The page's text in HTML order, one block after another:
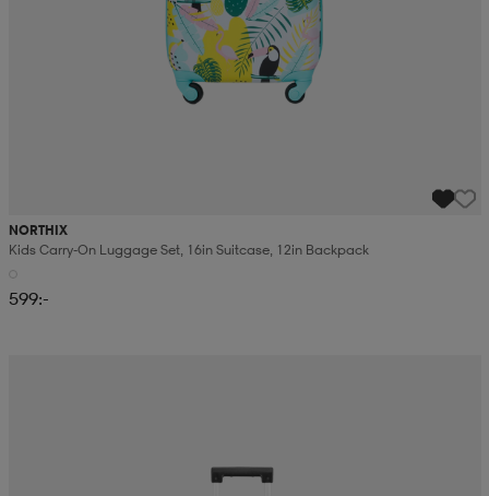
NORTHIX
Kids Carry-On Luggage Set, 16in Suitcase, 12in Backpack
599:-